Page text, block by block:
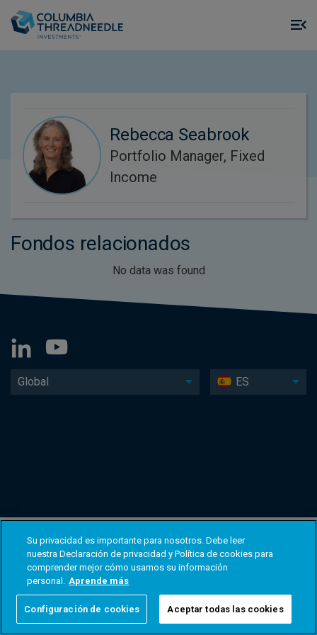
Rebecca Seabrook
Portfolio Manager, Fixed
Income
Fondos relacionados
No data was found
Global ES
Su privacidad es importante para nosotros. Debe leer
nuestra Declaración de privacidad y Política de cookies para
comprender mejor cómo usamos su información
personal. Aprende más
Configuración de cookies Aceptar todas las cookies